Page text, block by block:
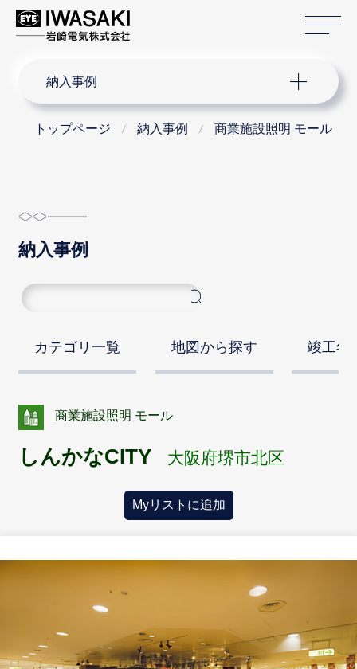
納入事例
トップページ 納入事例 商業施設照明 モール
納入事例
カテゴリ一覧 地図から探す 竣工年
商業施設照明 モール
しんかなCITY 大阪府堺市北区
Myリストに追加